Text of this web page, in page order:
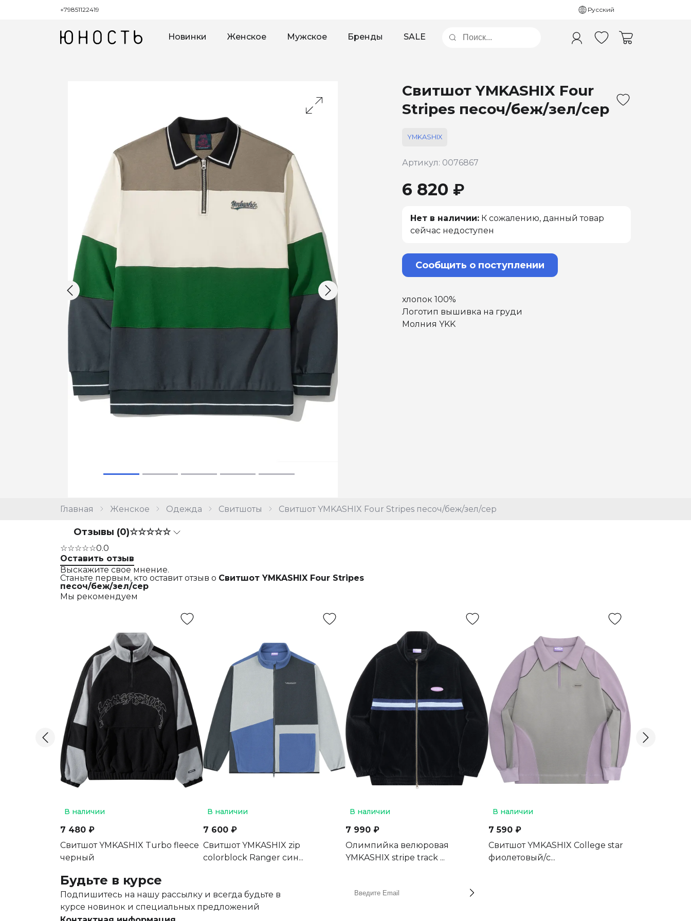
+79851122419 Русский
Новинки Женское Мужское Бренды SALE
Главная Женское Одежда Свитшоты Свитшот YMKASHIX Four Stripes песоч/беж/зел/сер
Свитшот YMKASHIX Four
Stripes песоч/беж/зел/сер
YMKASHIX
Артикул: 0076867
6 820 ₽
Нет в наличии: К сожалению, данный товар
сейчас недоступен
Сообщить о поступлении
хлопок 100%
Логотип вышивка на груди
Молния YKK
Отзывы (0)☆☆☆☆☆
☆☆☆☆☆0.0
Оставить отзыв
Выскажите свое мнение.
Станьте первым, кто оставит отзыв о Свитшот YMKASHIX Four Stripes
песоч/беж/зел/сер
Мы рекомендуем
В наличии
7 480 ₽
Свитшот YMKASHIX Turbo fleece
черный
В наличии
7 600 ₽
Свитшот YMKASHIX zip
colorblock Ranger син...
В наличии
7 990 ₽
Олимпийка велюровая
YMKASHIX stripe track ...
В наличии
7 590 ₽
Свитшот YMKASHIX College star
фиолетовый/с...
Будьте в курсе
Подпишитесь на нашу рассылку и всегда будьте в
курсе новинок и специальных предложений